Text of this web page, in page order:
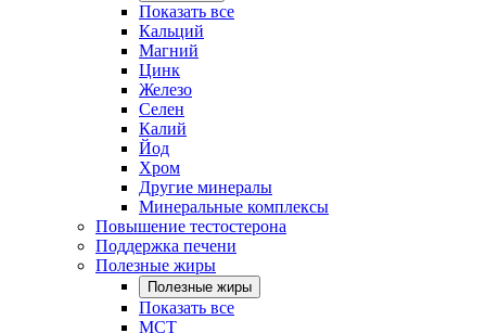
Показать все
Кальций
Магний
Цинк
Железо
Селен
Калий
Йод
Хром
Другие минералы
Минеральные комплексы
Повышение тестостерона
Поддержка печени
Полезные жиры
Полезные жиры
Показать все
MCT